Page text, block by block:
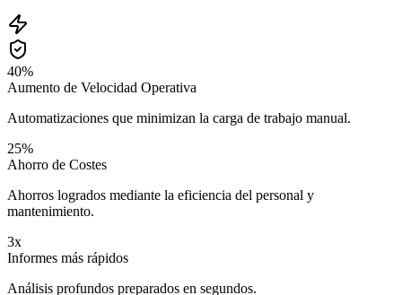
40%
Aumento de Velocidad Operativa
Automatizaciones que minimizan la carga de trabajo manual.
25%
Ahorro de Costes
Ahorros logrados mediante la eficiencia del personal y
mantenimiento.
3x
Informes más rápidos
Análisis profundos preparados en segundos.